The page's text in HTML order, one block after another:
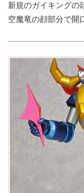
新規のガイキングの
空魔竜の顔部分で開